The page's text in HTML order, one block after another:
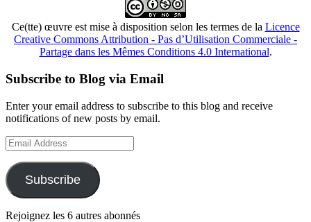
Ce(tte) œuvre est mise à disposition selon les termes de la Licence
Creative Commons Attribution - Pas d’Utilisation Commerciale -
Partage dans les Mêmes Conditions 4.0 International.
Subscribe to Blog via Email
Enter your email address to subscribe to this blog and receive
notifications of new posts by email.
Email
Address
Subscribe
Rejoignez les 6 autres abonnés